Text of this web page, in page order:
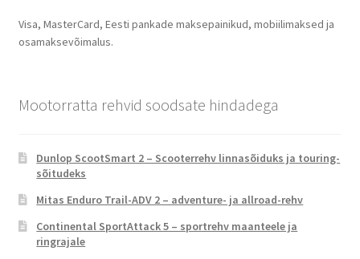
Visa, MasterCard, Eesti pankade maksepainikud, mobiilimaksed ja
osamaksevõimalus.
Mootorratta rehvid soodsate hindadega
Dunlop ScootSmart 2 – Scooterrehv linnasõiduks ja touring-
sõitudeks
Mitas Enduro Trail-ADV 2 – adventure- ja allroad-rehv
Continental SportAttack 5 – sportrehv maanteele ja
ringrajale